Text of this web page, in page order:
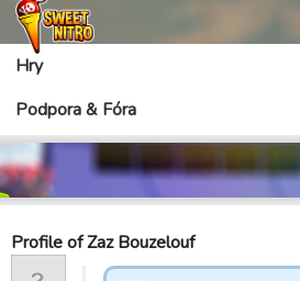
Hry
Podpora & Fóra
Profile of Zaz Bouzelouf